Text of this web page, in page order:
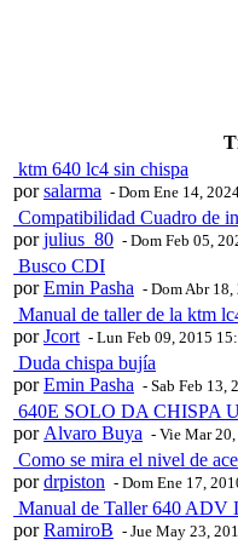
ktm 640 lc4 sin chispa
porsalarma - Dom Ene 14,
Compatibilidad Cuadro de
porjulius_80 - Dom Feb 05,
Busco CDI
porEmin Pasha - Dom Abr
Manual de taller de la ktm
porJcort - Lun Feb 09, 2015
Duda chispa bujía
porEmin Pasha - Sab Feb 13,
640E SOLO DA CHISPA
por Alvaro Buya - Vie Mar
Como se mira el nivel de
pordrpiston - Dom Ene 17,
Manual de Taller 640 ADV
porRamiroB - Jue May 23,